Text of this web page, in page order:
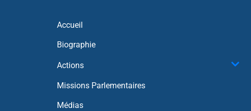
Accueil
Biographie
Actions
Missions Parlementaires
Médias